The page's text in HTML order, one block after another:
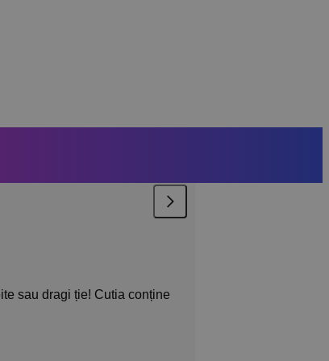
sau dragi ție! Cutia conține